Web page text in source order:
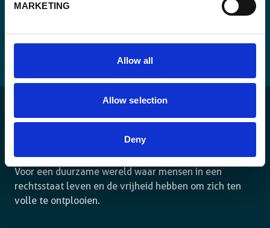
MARKETING
Allow all
Allow selection
Deny
Voor een duurzame wereld waar mensen in een
rechtsstaat leven en de vrijheid hebben om zich ten
volle te ontplooien.